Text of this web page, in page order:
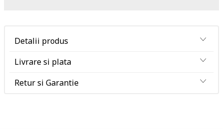
Detalii produs
Livrare si plata
Retur si Garantie